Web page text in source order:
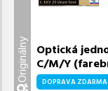
Originálny Optická
C/M/Y
DOPRAVA ZDARMA